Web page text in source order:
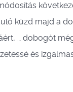
küzd majd a
… dobogót
és